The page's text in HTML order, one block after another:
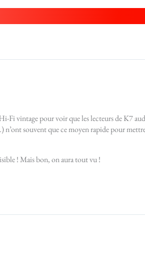
vintage pour voir que les lecteurs de K7
souvent que ce moyen rapide pour
! Mais bon, on aura tout vu !